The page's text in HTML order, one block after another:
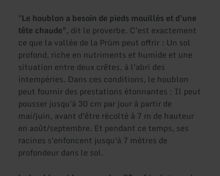
"Le houblon a besoin de pieds mouillés et d'une
tête chaude", dit le proverbe. C'est exactement
ce que la vallée de la Prüm peut offrir : Un sol
profond, riche en nutriments et humide et une
situation entre deux crêtes, à l'abri des
intempéries. Dans ces conditions, le houblon
peut fournir des prestations étonnantes : Il peut
pousser jusqu'à 30 cm par jour à partir de
mai/juin, avant d'être récolté à 7 m de hauteur
en août/septembre. Et pendant ce temps, ses
racines s'enfoncent jusqu'à 7 mètres de
profondeur dans le sol.